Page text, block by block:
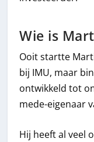
Wie is
Ooit startte
bij IMU, maar
ontwikkeld tot
mede-eigenaar
Hij heeft al veel